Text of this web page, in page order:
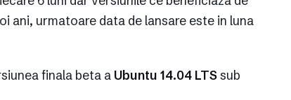
ani, urmatoare data de lansare este in luna
finala beta a Ubuntu 14.04 LTSsub